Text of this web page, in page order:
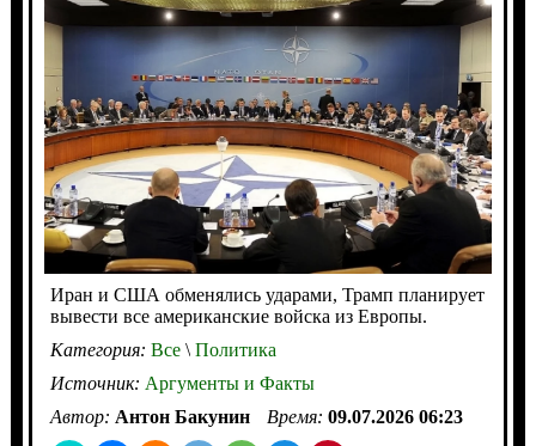
Иран и США обменялись ударами, Трамп планирует
вывести все американские войска из Европы.
Категория: Все\Политика
Источник: Аргументы и Факты
Автор: Антон Бакунин Время: 09.07.2026 06:23